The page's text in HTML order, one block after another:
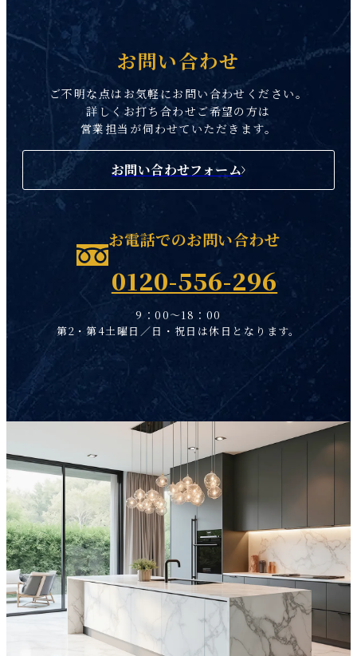
お問い合わせ
ご不明な点はお気軽にお問い合わせください。
詳しくお打ち合わせご希望の方は
営業担当が伺わせていただきます。
お問い合わせフォーム
お電話でのお問い合わせ
0120-556-296
9：00～18：00
第2・第4土曜日／日・祝日は休日となります。